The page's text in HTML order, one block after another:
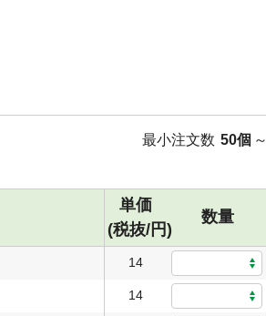
最小注文数 50個
単価
(税抜/円)
数量
14
14